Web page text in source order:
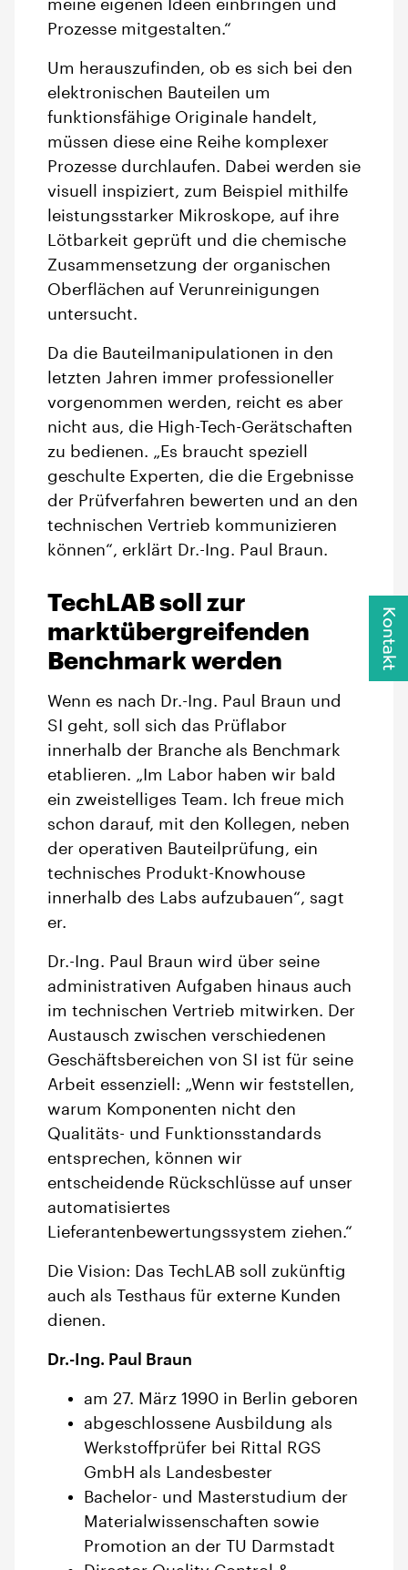
meine eigenen Ideen einbringen und
Prozesse mitgestalten.“
Um herauszufinden, ob es sich bei den
elektronischen Bauteilen um
funktionsfähige Originale handelt,
müssen diese eine Reihe komplexer
Prozesse durchlaufen. Dabei werden sie
visuell inspiziert, zum Beispiel mithilfe
leistungsstarker Mikroskope, auf ihre
Lötbarkeit geprüft und die chemische
Zusammensetzung der organischen
Oberflächen auf Verunreinigungen
untersucht.
Da die Bauteilmanipulationen in den
letzten Jahren immer professioneller
vorgenommen werden, reicht es aber
nicht aus, die High-Tech-Gerätschaften
zu bedienen. „Es braucht speziell
geschulte Experten, die die Ergebnisse
der Prüfverfahren bewerten und an den
technischen Vertrieb kommunizieren
können“, erklärt Dr.-Ing. Paul Braun.
TechLAB soll zur
marktübergreifenden
Benchmark werden
Wenn es nach Dr.-Ing. Paul Braun und
SI geht, soll sich das Prüflabor
innerhalb der Branche als Benchmark
etablieren. „Im Labor haben wir bald
ein zweistelliges Team. Ich freue mich
schon darauf, mit den Kollegen, neben
der operativen Bauteilprüfung, ein
technisches Produkt-Knowhouse
innerhalb des Labs aufzubauen“, sagt
er.
Dr.-Ing. Paul Braun wird über seine
administrativen Aufgaben hinaus auch
im technischen Vertrieb mitwirken. Der
Austausch zwischen verschiedenen
Geschäftsbereichen von SI ist für seine
Arbeit essenziell: „Wenn wir feststellen,
warum Komponenten nicht den
Qualitäts- und Funktionsstandards
entsprechen, können wir
entscheidende Rückschlüsse auf unser
automatisiertes
Lieferantenbewertungssystem ziehen.“
Die Vision: Das TechLAB soll zukünftig
auch als Testhaus für externe Kunden
dienen.
Dr.-Ing. Paul Braun
am 27. März 1990 in Berlin geboren
abgeschlossene Ausbildung als
Werkstoffprüfer bei Rittal RGS
GmbH als Landesbester
Bachelor- und Masterstudium der
Materialwissenschaften sowie
Promotion an der TU Darmstadt
Kontakt